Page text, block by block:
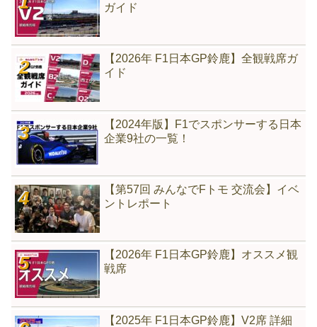
ガイド
【2026年 F1日本GP鈴鹿】全観戦席ガ
イド
【2024年版】F1でスポンサーする日本
企業9社の一覧！
【第57回 みんなでFトモ 交流会】イベ
ントレポート
【2026年 F1日本GP鈴鹿】オススメ観
戦席
【2025年 F1日本GP鈴鹿】V2席 詳細